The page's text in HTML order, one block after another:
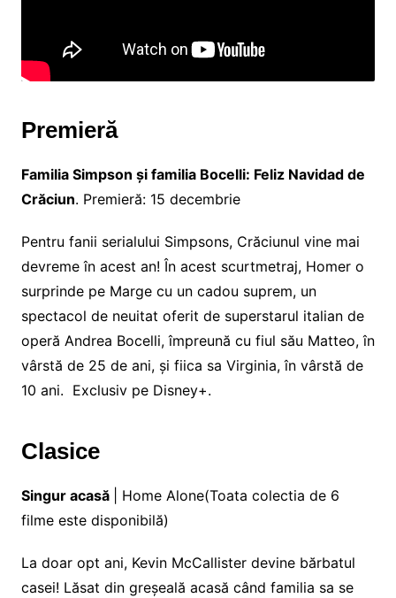
Premieră
Familia Simpson și familia Bocelli: Feliz Navidad de
Crăciun. Premieră: 15 decembrie
Pentru fanii serialului Simpsons, Crăciunul vine mai
devreme în acest an! În acest scurtmetraj, Homer o
surprinde pe Marge cu un cadou suprem, un
spectacol de neuitat oferit de superstarul italian de
operă Andrea Bocelli, împreună cu fiul său Matteo, în
vârstă de 25 de ani, și fiica sa Virginia, în vârstă de
10 ani. Exclusiv pe Disney+.
Clasice
Singur acasă
| Home Alone(Toata colectia de 6
filme este disponibilă)
La doar opt ani, Kevin McCallister devine bărbatul
casei! Lăsat din greșeală acasă când familia sa se